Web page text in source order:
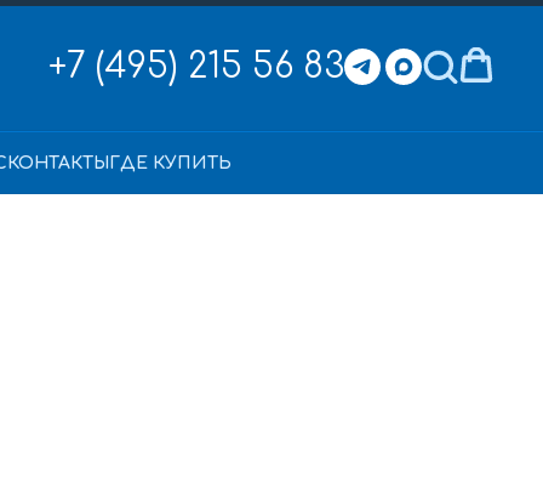
+7 (495) 215 56 83
КОНТАКТЫ ГДЕ КУПИТЬ